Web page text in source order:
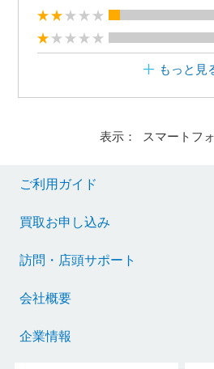
もっと見
表示： スマートフ
ご利用ガイド
買取お申し込み
訪問・店頭サポート
会社概要
企業情報